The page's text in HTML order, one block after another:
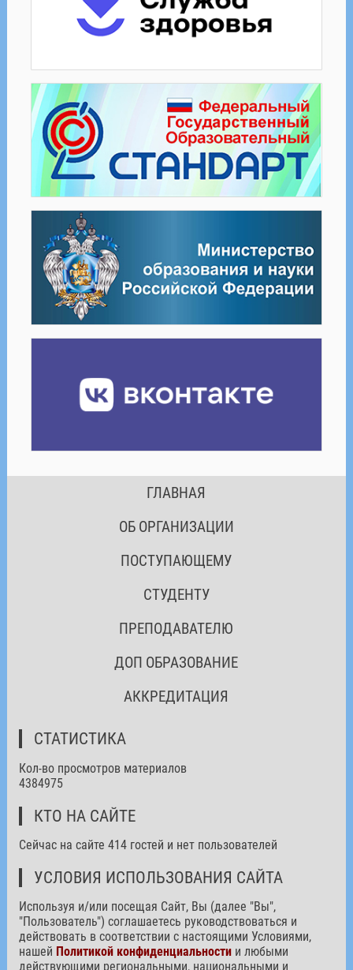
ГЛАВНАЯ
ОБ ОРГАНИЗАЦИИ
ПОСТУПАЮЩЕМУ
СТУДЕНТУ
ПРЕПОДАВАТЕЛЮ
ДОП ОБРАЗОВАНИЕ
АККРЕДИТАЦИЯ
СТАТИСТИКА
Кол-во просмотров материалов
4384975
КТО НА САЙТЕ
Сейчас на сайте 414 гостей и нет пользователей
УСЛОВИЯ ИСПОЛЬЗОВАНИЯ САЙТА
Используя и/или посещая Сайт, Вы (далее "Вы",
"Пользователь") соглашаетесь руководствоваться и
действовать в соответствии с настоящими Условиями,
нашей Политикой конфиденциальностии любыми
действующими региональными, национальными и